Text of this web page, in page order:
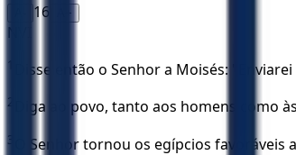
16 A+
NVI
1 Disse então o Senhor a Moisés:
2 Diga ao povo, tanto aos homens como
3 O Senhor tornou os egípcios